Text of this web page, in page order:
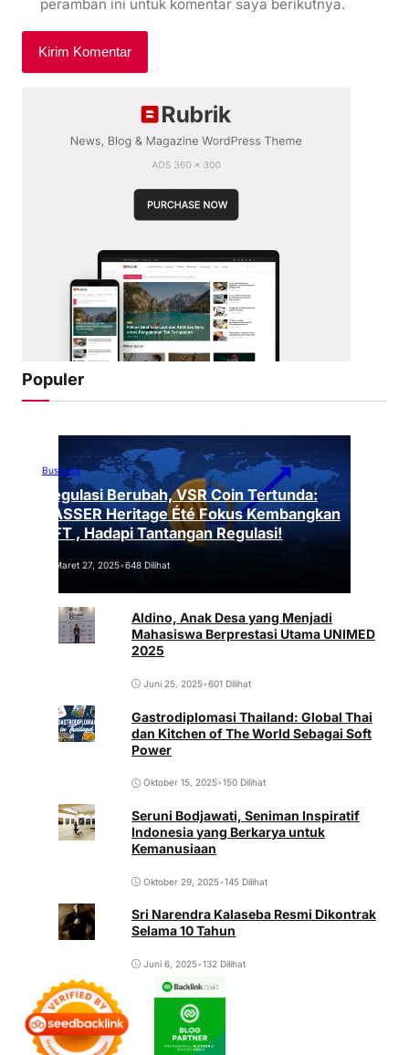
peramban ini untuk komentar saya berikutnya.
Populer
Business
Regulasi Berubah, VSR Coin Tertunda:
VASSER Heritage Été Fokus Kembangkan
NFT , Hadapi Tantangan Regulasi!
Maret 27, 2025•648 Dilihat
Aldino, Anak Desa yang Menjadi
Mahasiswa Berprestasi Utama UNIMED
2025
Juni 25, 2025•601 Dilihat
Gastrodiplomasi Thailand: Global Thai
dan Kitchen of The World Sebagai Soft
Power
Oktober 15, 2025•150 Dilihat
Seruni Bodjawati, Seniman Inspiratif
Indonesia yang Berkarya untuk
Kemanusiaan
Oktober 29, 2025•145 Dilihat
Sri Narendra Kalaseba Resmi Dikontrak
Selama 10 Tahun
Juni 6, 2025•132 Dilihat